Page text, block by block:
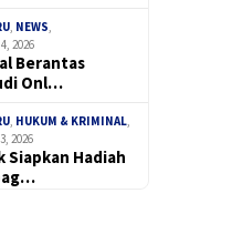
NEWS
2026
Berantas
Onl…
HUKUM & KRIMINAL
2026
Siapkan Hadiah